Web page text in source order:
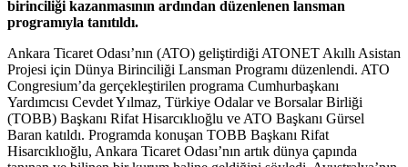
birinciliği kazanmasının ardından düzenlenen lansman
programıyla tanıtıldı.
Ankara Ticaret Odası’nın (ATO) geliştirdiği ATONET Akıllı Asistan
Projesi için Dünya Birinciliği Lansman Programı düzenlendi. ATO
Congresium’da gerçekleştirilen programa Cumhurbaşkanı
Yardımcısı Cevdet Yılmaz, Türkiye Odalar ve Borsalar Birliği
(TOBB) Başkanı Rifat Hisarcıklıoğlu ve ATO Başkanı Gürsel
Baran katıldı. Programda konuşan TOBB Başkanı Rifat
Hisarcıklıoğlu, Ankara Ticaret Odası’nın artık dünya çapında